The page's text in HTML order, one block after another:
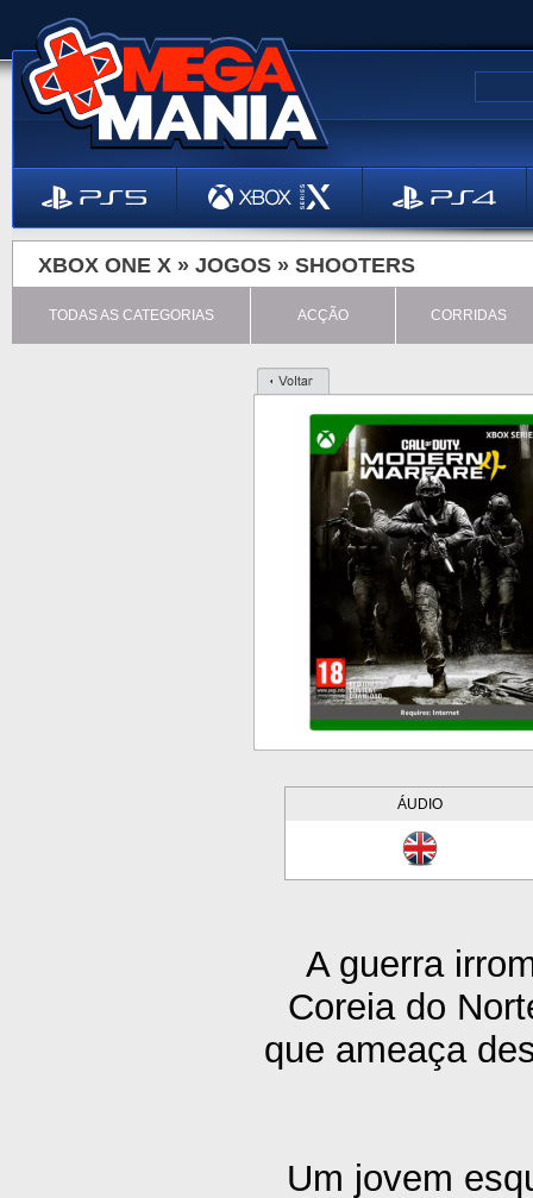
XBOX ONE X » JOGOS » SHOOTERS
TODAS AS CATEGORIAS ACÇÃO CORRIDAS
ÁUDIO
A guerra
Coreia do
que ameaça
Um jovem